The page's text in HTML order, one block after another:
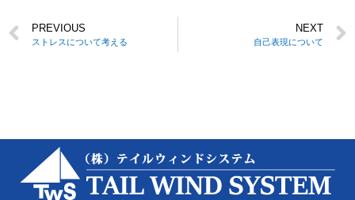
PREVIOUS
ストレスについて考える
NEXT
自己表現について